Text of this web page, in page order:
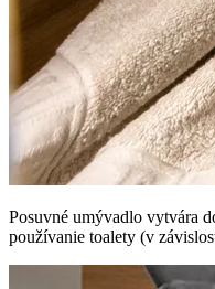
Posuvné umývadlo vytvára
používanie toalety (v